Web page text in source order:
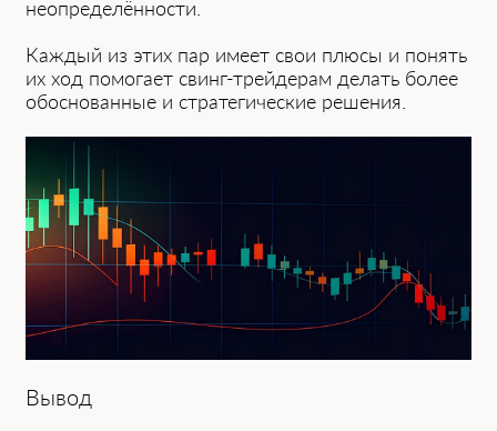
неопределённости.
Каждый из этих пар ͏имеет свои плюсы и понять
их ход по͏могает свинг-трейдерам делать более
обоснованные и стратегические решения.
Вывод